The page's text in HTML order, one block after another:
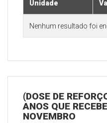
Unidade
Nenhum resultado foi
(DOSE DE
ANOS QUE
NOVEMBRO